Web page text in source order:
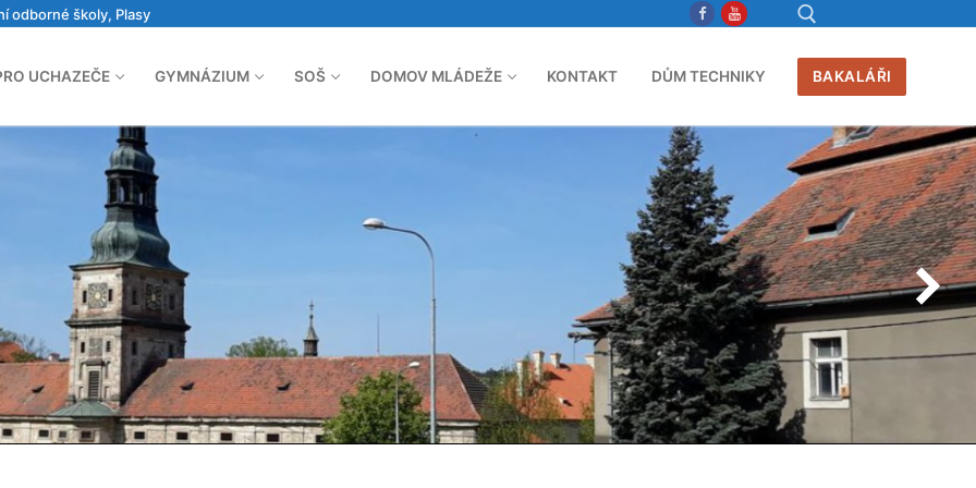
odborné školy, Plasy
UCHAZEČE GYMNÁZIUM SOŠ DOMOV MLÁDEŽE KONTAKT DŮM TECHNIKY BAKALÁŘI